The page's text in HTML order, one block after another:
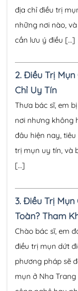
địa chỉ điều trị
những nơi nào,
cần lưu ý điều […]
2. Điều Trị
Chỉ Uy Tín
Thưa bác sĩ, em
nơi nhưng không
đâu hiện nay,
trị mụn uy tín, và
[…]
3. Điều Trị Mụn
Toàn? Tham
Chào bác sĩ, em
điều trị mụn dứt
phương pháp sẽ
mụn ở Nha